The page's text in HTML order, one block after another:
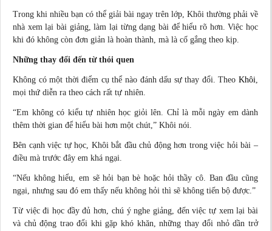
Trong khi nhiều bạn có thể giải bài ngay trên lớp, Khôi thường phải về
nhà xem lại bài giảng, làm lại từng dạng bài để hiểu rõ hơn. Việc học
khi đó không còn đơn giản là hoàn thành, mà là cố gắng theo kịp.
Những thay đổi đến từ thói quen
Không có một thời điểm cụ thể nào đánh dấu sự thay đổi. Theo Khôi,
mọi thứ diễn ra theo cách rất tự nhiên.
“Em không có kiểu tự nhiên học giỏi lên. Chỉ là mỗi ngày em dành
thêm thời gian để hiểu bài hơn một chút,” Khôi nói.
Bên cạnh việc tự học, Khôi bắt đầu chủ động hơn trong việc hỏi bài –
điều mà trước đây em khá ngại.
“Nếu không hiểu, em sẽ hỏi bạn bè hoặc hỏi thầy cô. Ban đầu cũng
ngại, nhưng sau đó em thấy nếu không hỏi thì sẽ không tiến bộ được.”
Từ việc đi học đầy đủ hơn, chú ý nghe giảng, đến việc tự xem lại bài
và chủ động trao đổi khi gặp khó khăn, những thay đổi nhỏ dần trở